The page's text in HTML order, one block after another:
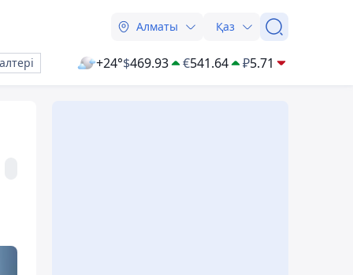
Алматы Қаз
+24°$469.93 €541.64 ₽5.71